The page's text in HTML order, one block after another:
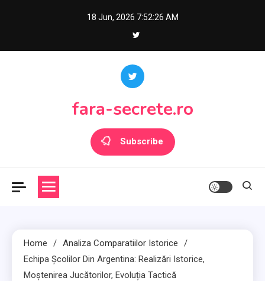
18 Jun, 2026 7:52:28 AM
fara-secrete.ro
Subscribe
Home
Analiza Comparatiilor Istorice
Echipa Școlilor Din Argentina: Realizări Istorice,
Moștenirea Jucătorilor, Evoluția Tactică